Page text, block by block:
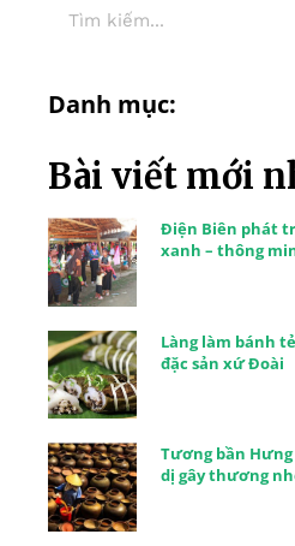
Danh mục:
Bài viết mới
Điện Biên phát
xanh – thông
Làng làm bánh
đặc sản xứ Đoài
Tương bần
dị gây thương